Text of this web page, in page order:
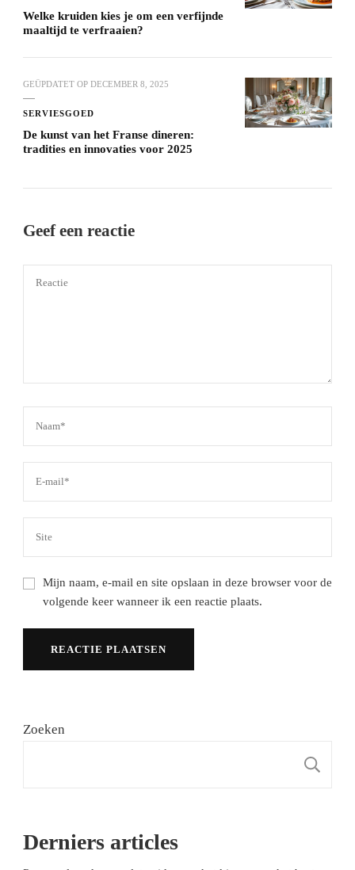
Welke kruiden kies je om een ​​verfijnde
maaltijd te verfraaien?
GEÜPDATET OP DECEMBER 8, 2025
SERVIESGOED
De kunst van het Franse dineren:
tradities en innovaties voor 2025
Geef een reactie
Mijn naam, e-mail en site opslaan in deze browser voor de
volgende keer wanneer ik een reactie plaats.
Zoeken
Derniers articles